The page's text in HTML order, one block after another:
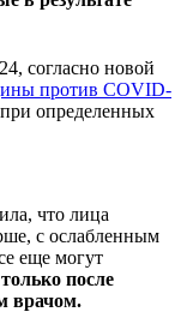
согласно новой
против COVID-
определенных
что лица
с ослабленным
еще могут
после
врачом.